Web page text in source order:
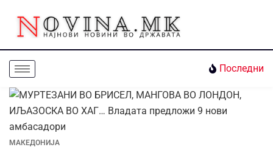
Последни
МАКЕДОНИЈА